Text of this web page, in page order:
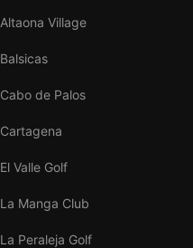
Altaona Village
Balsicas
Cabo de Palos
Cartagena
El Valle Golf
La Manga Club
La Peraleja Golf